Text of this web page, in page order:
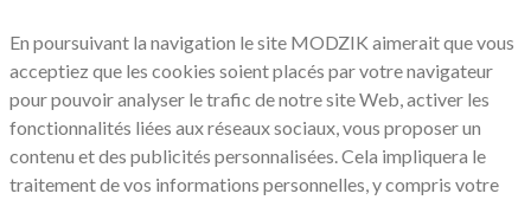
En poursuivant la navigation le site MODZIK aimerait que vous
acceptiez que les cookies soient placés par votre navigateur
pour pouvoir analyser le trafic de notre site Web, activer les
fonctionnalités liées aux réseaux sociaux, vous proposer un
contenu et des publicités personnalisées. Cela impliquera le
traitement de vos informations personnelles, y compris votre